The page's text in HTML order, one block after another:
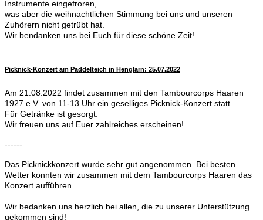
Instrumente eingefroren,
was aber die weihnachtlichen Stimmung bei uns und unseren
Zuhörern nicht getrübt hat.
Wir bendanken uns bei Euch für diese schöne Zeit!
Picknick-Konzert am Paddelteich in Henglarn: 25.07.2022
Am 21.08.2022 findet zusammen mit den Tambourcorps Haaren
1927 e.V. von 11-13 Uhr ein geselliges Picknick-Konzert statt.
Für Getränke ist gesorgt.
Wir freuen uns auf Euer zahlreiches erscheinen!
------
Das Picknickkonzert wurde sehr gut angenommen. Bei besten
Wetter konnten wir zusammen mit dem Tambourcorps Haaren das
Konzert aufführen.
Wir bedanken uns herzlich bei allen, die zu unserer Unterstützung
gekommen sind!